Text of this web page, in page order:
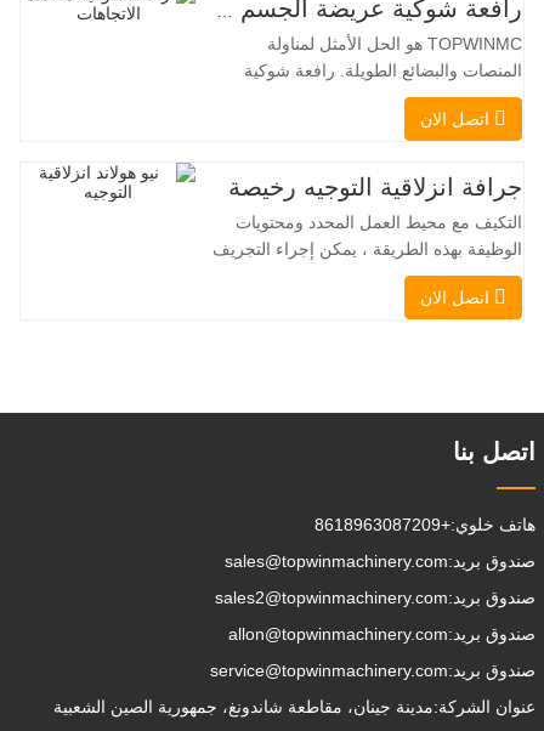
رافعة شوكية عريضة الجسم متعددة الاتجاهات 3.5-5.0 طن
TOPWINMC هو الحل الأمثل لمناولة
المنصات والبضائع الطويلة. رافعة شوكية
ثنائية الاستخدام، تجمع بين مزايا الرافعة
الشوكية والرافعة الجانبية. محركها الكهربائي
بزاوية 360 درجة، يُمكّنان من تغيير الاتجاه
بسلاسة دون انقطاع في تدفق الحمولة، مما
يجعل TOPWINMC
اتصل الان
جرافة انزلاقية التوجيه رخيصة
التكيف مع محيط العمل المحدد ومحتويات
الوظيفة بهذه الطريقة ، يمكن إجراء التجريف
، التراص ، الرفع ، الحفر ، الحفر ، السحق ،
الإمساك ، الدفع ، تخفيف التربة ، الخنادق
التي تختار القيام بها.يمكن
اتصل الان
اتصل بنا
هاتف خلوي:+8618963087209
صندوق بريد:sales@topwinmachinery.com
صندوق بريد:sales2@topwinmachinery.com
صندوق بريد:allon@topwinmachinery.com
صندوق بريد:service@topwinmachinery.com
عنوان الشركة:مدينة جينان، مقاطعة شاندونغ، جمهورية الصين الشعبية